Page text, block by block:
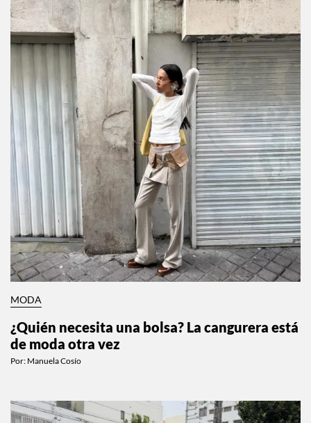
MODA
¿Quién necesita una bolsa? La cangurera está
de moda otra vez
Por: Manuela Cosío